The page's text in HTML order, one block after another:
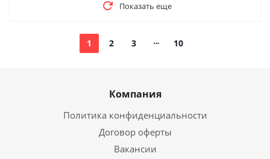
Показать еще
1 2 3 10
Компания
Политика конфиденциальности
Договор оферты
Вакансии